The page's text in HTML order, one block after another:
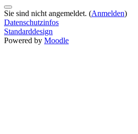
Sie sind nicht angemeldet. (Anmelden)
Datenschutzinfos
Standarddesign
Powered by Moodle